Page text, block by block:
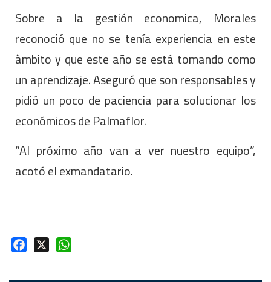
Sobre a la gestión economica, Morales
reconoció que no se tenía experiencia en este
àmbito y que este año se está tomando como
un aprendizaje. Aseguró que son responsables y
pidió un poco de paciencia para solucionar los
económicos de Palmaflor.
“Al próximo año van a ver nuestro equipo”,
acotó el exmandatario.
Facebook